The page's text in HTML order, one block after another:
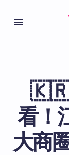
🇰🇷
看！
大商